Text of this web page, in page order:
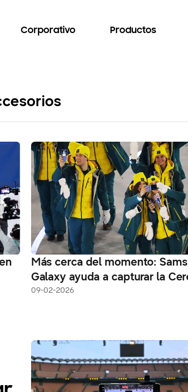
Corporativo Productos
Más cerca del momento:
Galaxy ayuda a capturar la
de Apertura de Milano Cortina
09-02-2026